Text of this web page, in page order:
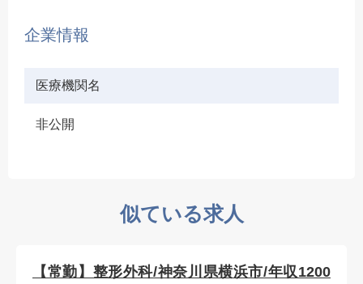
企業情報
医療機関名
非公開
似ている求人
【常勤】整形外科/神奈川県横浜市/年収1200